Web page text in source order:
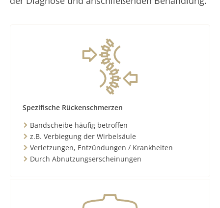
Spezifische Rückenschmerzen
Bandscheibe häufig betroffen
z.B. Verbiegung der Wirbelsäule
Verletzungen, Entzündungen / Krankheiten
Durch Abnutzungserscheinungen